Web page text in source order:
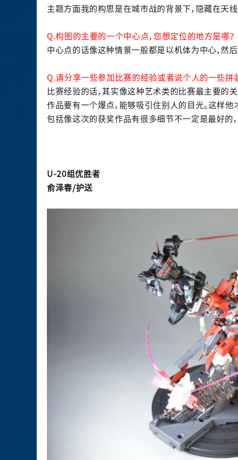
主题方面我的构思是在城市战的背景下，隐藏在天
Q.构图的主要的一个中心点，您想定位的地方是哪？
中心点的话像这种情景一般都是以机体为中心，然
Q.请分享一些参加比赛的经验或者说个人的一些拼
比赛经验的话，其实像这种艺术类的比赛最主要的
作品要有一个爆点，能够吸引住别人的目光。这样
包括像这次的获奖作品有很多细节不一定是最好的
U-20组优胜者
俞泽春/护送